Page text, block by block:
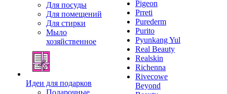
Для посуды
Для помещений
Для стирки
Мыло
хозяйственное
Идеи для подарков
Подарочные
Pigeon
Prreti
Purederm
Purito
Pyunkang Yul
Real Beauty
Realskin
Richenna
Rivecowe
Beyond